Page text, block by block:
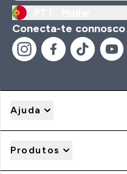
Conecta-te connosco
Ajuda
Produtos